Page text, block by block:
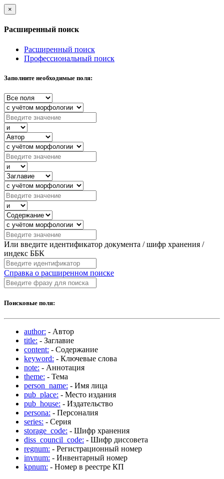
×
Расширенный поиск
Расширенный поиск
Профессиональный поиск
Заполните необходимые поля:
Или введите идентификатор документа / шифр хранения /
индекс ББК
Справка о расширенном поиске
Поисковые поля:
author: - Автор
title: - Заглавие
content: - Содержание
keyword: - Ключевые слова
note: - Аннотация
theme: - Тема
person_name: - Имя лица
pub_place: - Место издания
pub_house: - Издательство
persona: - Персоналия
series: - Серия
storage_code: - Шифр хранения
diss_council_code: - Шифр диссовета
regnum: - Регистрационный номер
invnum: - Инвентарный номер
kpnum: - Номер в реестре КП